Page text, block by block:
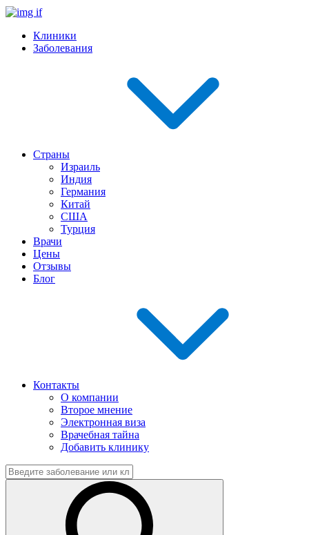
Клиники
Заболевания
Страны
Израиль
Индия
Германия
Китай
США
Турция
Врачи
Цены
Отзывы
Блог
Контакты
О компании
Второе мнение
Электронная виза
Врачебная тайна
Добавить клинику